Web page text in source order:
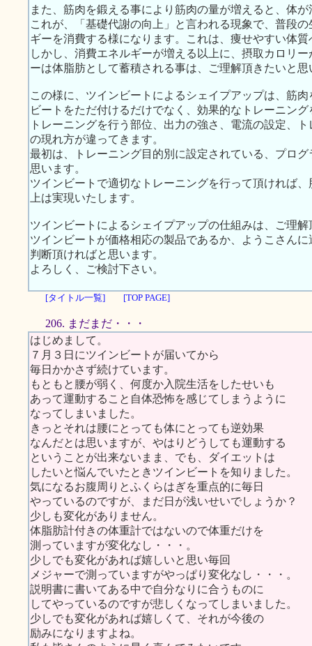
また、筋肉を鍛える事により筋肉の量が増えると、体
これが、「基礎代謝の向上」と言われる現象で、普段
ギーを消費する様になります。これは、痩せやすい体
しかし、消費エネルギーが増える以上に、摂取カロリ
ーは体脂肪として蓄積される事は、ご理解頂きたいと思
この様に、ツインビートによるシェイプアップは、筋
ビートをただ付けるだけでなく、効果的なトレーニン
トレーニングを行う部位、出力の強さ、電流の設定、
の現れ方が違ってきます。
最初は、トレーニング目的別に設定されている、プロ
思います。
ツインビートで適切なトレーニングを行って頂ければ
上は実現いたします。
ツインビートによるシェイプアップの仕組みは、ご理
ツインビートが価格相応の製品であるか、ようこさん
判断頂ければと思います。
よろしく、ご検討下さい。
[タイトル一覧] [TOP PAGE]
206. まだまだ・・・
はじめまして。
７月３日にツインビートが届いてから
毎日かかさず続けています。
もともと腰が弱く、何度か入院生活をしたせいも
あって運動すること自体恐怖を感じてしまうように
なってしまいました。
きっとそれは腰にとっても体にとっても逆効果
なんだとは思いますが、やはりどうしても運動する
ということが出来ないまま、でも、ダイエットは
したいと悩んでいたときツインビートを知りました。
気になるお腹周りとふくらはぎを重点的に毎日
やっているのですが、まだ日が浅いせいでしょうか？
少しも変化がありません。
体脂肪計付きの体重計ではないので体重だけを
測っていますが変化なし・・・。
少しでも変化があれば嬉しいと思い毎回
メジャーで測っていますがやっぱり変化なし・・・。
説明書に書いてある中で自分なりに合うものに
してやっているのですが悲しくなってしまいました。
少しでも変化があれば嬉しくて、それが今後の
励みになりますよね。